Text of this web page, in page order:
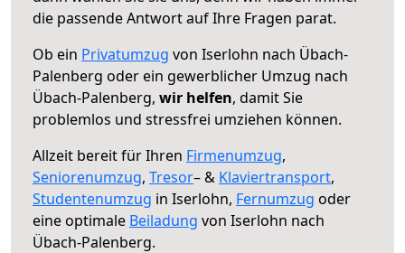
die passende Antwort auf Ihre Fragen parat.
Ob ein Privatumzug von Iserlohn nach Übach-
Palenberg oder ein gewerblicher Umzug nach
Übach-Palenberg, wir helfen, damit Sie
problemlos und stressfrei umziehen können.
Allzeit bereit für Ihren Firmenumzug,
Seniorenumzug, Tresor– & Klaviertransport,
Studentenumzug in Iserlohn, Fernumzug oder
eine optimale Beiladung von Iserlohn nach
Übach-Palenberg.